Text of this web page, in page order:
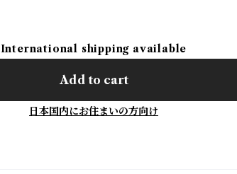
International shipping available
Add to cart
日本国内にお住まいの方向け